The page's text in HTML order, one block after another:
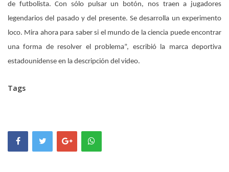
de futbolista. Con sólo pulsar un botón, nos traen a jugadores
legendarios del pasado y del presente. Se desarrolla un experimento
loco. Mira ahora para saber si el mundo de la ciencia puede encontrar
una forma de resolver el problema”, escribió la marca deportiva
estadounidense en la descripción del video.
Tags